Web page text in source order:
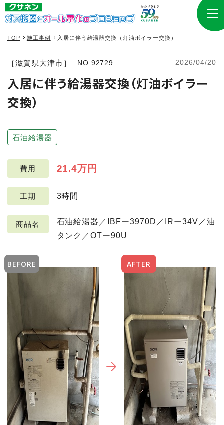
TOP 施工事例 入居に伴う給湯器交換（灯油ボイラー交換）
［滋賀県大津市］ NO.92729 2026/04/20
入居に伴う給湯器交換（灯油ボイラー
交換）
石油給湯器
費用 21.4万円
工期 3時間
商品名
石油給湯器／IBFー3970D／IRー34V／油
タンク／OTー90U
BEFORE AFTER